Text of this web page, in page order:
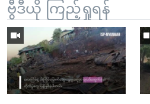
ဗွီဒီယို ကြည့်ရှုရန်